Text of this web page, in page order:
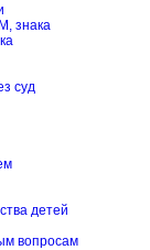
знака
суд
детей
вопросам